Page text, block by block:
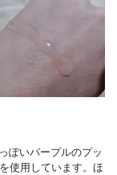
ぽいパープルのプッ
使用しています。ほ